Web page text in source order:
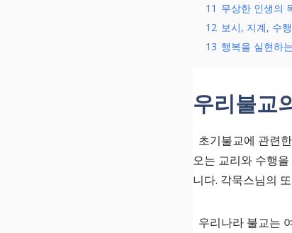
11 무상한 인생의
12 보시, 지계, 수
13 행복을 실현하
우리불교
초기불교에 관련
오는 교리와 수행
니다. 각묵스님의
우리나라 불교는